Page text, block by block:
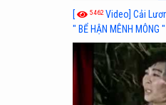
[ 5462 Video] Cải
" BỂ HẬN MÊNH
Long, Thanh Ngân Hay